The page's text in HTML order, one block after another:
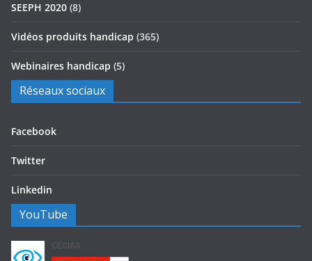
SEEPH 2020 (8)
Vidéos produits handicap (365)
Webinaires handicap (5)
Réseaux sociaux
Facebook
Twitter
Linkedin
YouTube